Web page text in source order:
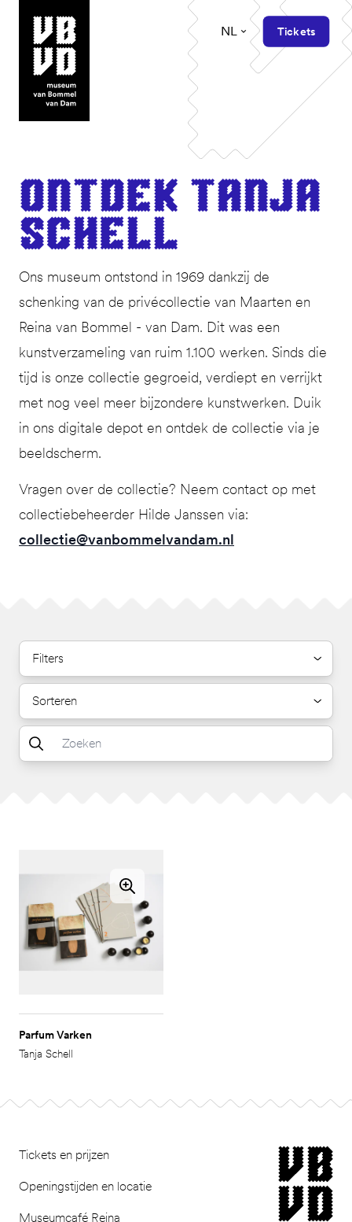
museum van Bommel van Dam
NL Tickets
Ont­dek Tan­ja
Schell
Ons museum ontstond in 1969 dankzij de
schenking van de privécollectie van Maarten en
Reina van Bommel - van Dam. Dit was een
kunstverzameling van ruim 1.100 werken. Sinds die
tijd is onze collectie gegroeid, verdiept en verrijkt
met nog veel meer bijzondere kunstwerken. Duik
in ons digitale depot en ontdek de collectie via je
beeldscherm.
Vragen over de collectie? Neem contact op met
collectiebeheerder Hilde Janssen via:
collectie@vanbommelvandam.nl
Filters
Sorteren
Parfum Varken
Tanja Schell
Tickets en prijzen
Openingstijden en locatie
Museumcafé Reina
museum van